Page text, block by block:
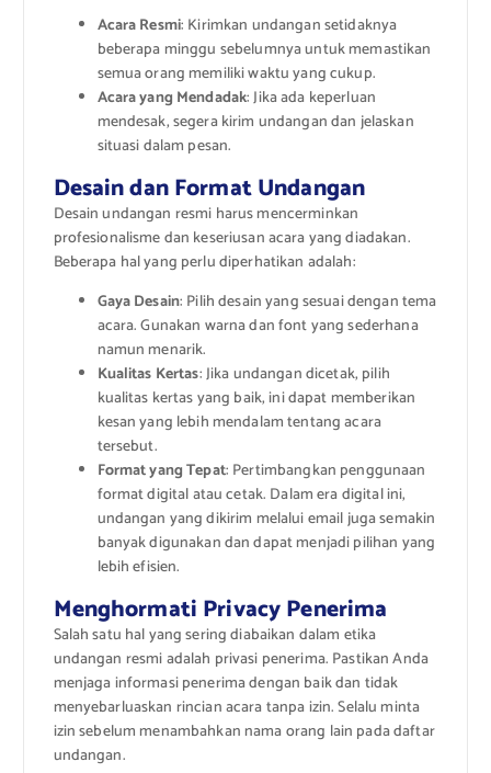
Acara Resmi: Kirimkan undangan setidaknya
beberapa minggu sebelumnya untuk memastikan
semua orang memiliki waktu yang cukup.
Acara yang Mendadak: Jika ada keperluan
mendesak, segera kirim undangan dan jelaskan
situasi dalam pesan.
Desain dan Format Undangan
Desain undangan resmi harus mencerminkan
profesionalisme dan keseriusan acara yang diadakan.
Beberapa hal yang perlu diperhatikan adalah:
Gaya Desain: Pilih desain yang sesuai dengan tema
acara. Gunakan warna dan font yang sederhana
namun menarik.
Kualitas Kertas: Jika undangan dicetak, pilih
kualitas kertas yang baik, ini dapat memberikan
kesan yang lebih mendalam tentang acara
tersebut.
Format yang Tepat: Pertimbangkan penggunaan
format digital atau cetak. Dalam era digital ini,
undangan yang dikirim melalui email juga semakin
banyak digunakan dan dapat menjadi pilihan yang
lebih efisien.
Menghormati Privacy Penerima
Salah satu hal yang sering diabaikan dalam etika
undangan resmi adalah privasi penerima. Pastikan Anda
menjaga informasi penerima dengan baik dan tidak
menyebarluaskan rincian acara tanpa izin. Selalu minta
izin sebelum menambahkan nama orang lain pada daftar
undangan.